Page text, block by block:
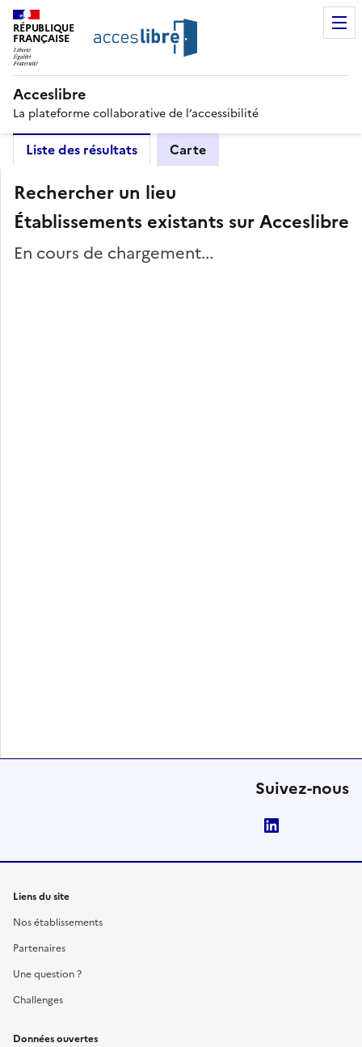
RÉPUBLIQUE
FRANÇAISE
Acceslibre
La plateforme collaborative de l’accessibilité
Liste des résultats Carte
Rechercher un lieu
Établissements existants sur Acceslibre
En cours de chargement...
Suivez-nous
Liens du site
Nos établissements
Partenaires
Une question ?
Challenges
Données ouvertes